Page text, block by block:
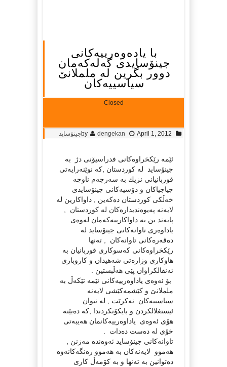
با یاده‌وه‌رییه‌كانی
جینۆسایدی گه‌له‌كه‌مان
دوور بگرین له‌ ململانێ
سیاسییه‌كان
Closed
by dengekan April 1, 2012 جینۆساید
ئێمه‌ رێكخراوه‌كانی فدراسیۆنی دژ به‌
جینۆساید له‌ كوردستان ,كه‌ نوێنه‌رایه‌تی
قوربانیانی نزیك به‌ سه‌رجه‌م ناوچه‌
جیاجیاكان و دۆسیه‌كانی جینۆسایدی
خه‌ڵكی كوردستان ده‌كه‌ین , داواكارین له‌
لایه‌نه‌ په‌یوه‌ندیداره‌كان له‌ كوردستان ,
پابه‌ند بن به‌ داواكارییه‌كه‌مان له‌وه‌ی
یاداوه‌ری تاوانه‌كانی جینۆساید له‌
ده‌ڤه‌ره‌كانی تاوانه‌كان , ته‌نها
رێكخراوه‌كانی كه‌سوكاری قوربانیان به‌
هاوكاری وزاره‌تی شه‌هیدان و كاروباری
ئه‌نفالكراوان پێی هه‌ڵبستین .
بۆ ئه‌وه‌ی یاداوه‌رییه‌كانی ئێمه‌ تێكه‌ڵ به‌
ململانێ و كێشمه‌كێشی لایه‌نه‌
سیاسییه‌كان نه‌كرێت , له‌ نیوان
ئیستغلالكردن و بایكۆتكردندا ,كه‌ ده‌بێته‌
هۆی ئه‌وه‌ی یاداوه‌رییه‌كانمان هه‌یبه‌تی
خۆی له‌ ده‌ست ده‌دات .
تاوانه‌كانی جینۆساید ئه‌وه‌نده‌ مه‌زنن ,
هه‌موو لایه‌نه‌كان به‌ هه‌موو ره‌نگه‌كانه‌وه‌
ده‌توانین به‌ ته‌نها و به‌ كۆمه‌ڵ كاری